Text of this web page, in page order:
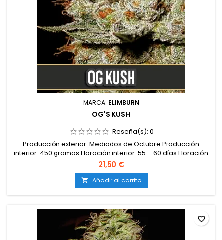
MARCA: BLIMBURN
OG'S KUSH
Reseña(s): 0
Producción exterior: Mediados de Octubre Producción
interior: 450 gramos Floración interior: 55 – 60 días Floración
exterior: No Autofloreciente: No Tipo: Sativa Genética: Kush
Chemdog x Hindukush Efectos: Paraliza la mente Feminizada:
Sí Altura: Unos 3 metros CBD: No Sabor: No THC: Muy alta
21,50 €
 Añadir al carrito
favorite_border